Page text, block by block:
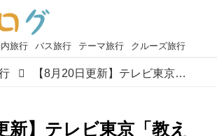
内旅行 バス旅行 テーマ旅行 クルーズ旅行
【8月20日更新】テレビ東京「教えて！ツアーの達人」で放送したツアー
新】テレビ東京「教え